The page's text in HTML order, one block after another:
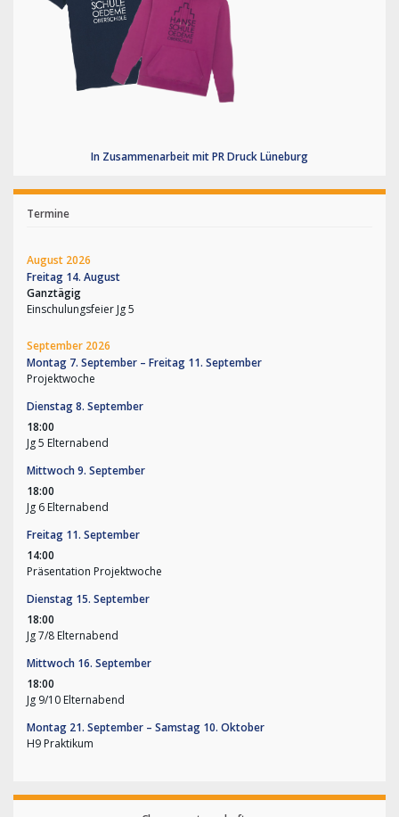
In Zusammenarbeit mit PR Druck Lüneburg
Termine
August 2026
Freitag 14. August
Ganztägig
Einschulungsfeier Jg 5
September 2026
Montag 7. September – Freitag 11. September
Projektwoche
Dienstag8. September
18:00
Jg 5 Elternabend
Mittwoch9. September
18:00
Jg 6 Elternabend
Freitag 11. September
14:00
Präsentation Projektwoche
Dienstag 15. September
18:00
Jg 7/8 Elternabend
Mittwoch 16. September
18:00
Jg 9/10 Elternabend
Montag 21. September – Samstag 10. Oktober
H9 Praktikum